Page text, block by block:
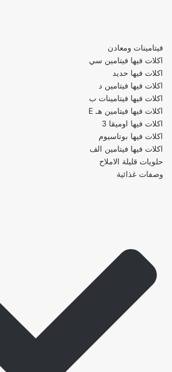
فيتامينات ومعادن
اكلات فيها فيتامين سي
اكلات فيها حديد
اكلات فيها فيتامين د
اكلات فيها فيتامينات ب
اكلات فيها فيتامين هـ E
اكلات فيها اوميقا 3
اكلات فيها بوتاسيوم
اكلات فيها فيتامين الف
حلويات قليلة الاملاح
وصفات غذائية